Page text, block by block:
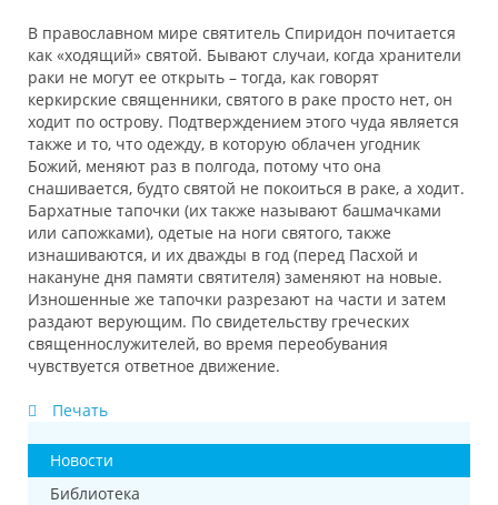
В православном мире святитель Спиридон почитается
как «ходящий» святой. Бывают случаи, когда хранители
раки не могут ее открыть – тогда, как говорят
керкирские священники, святого в раке просто нет, он
ходит по острову. Подтверждением этого чуда является
также и то, что одежду, в которую облачен угодник
Божий, меняют раз в полгода, потому что она
снашивается, будто святой не покоиться в раке, а ходит.
Бархатные тапочки (их также называют башмачками
или сапожками), одетые на ноги святого, также
изнашиваются, и их дважды в год (перед Пасхой и
накануне дня памяти святителя) заменяют на новые.
Изношенные же тапочки разрезают на части и затем
раздают верующим. По свидетельству греческих
священнослужителей, во время переобувания
чувствуется ответное движение.
Печать
Новости
Библиотека